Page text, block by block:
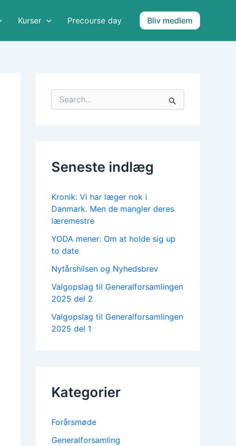
Kurser Precourse day Bliv medlem
ø
rSeneste indlæg
Kronik: Vi har læger nok i
Danmark. Men de mangler deres
læremestre
YODA mener: Om at holde sig up
to date
Nytårshilsen og Nyhedsbrev
Valgopslag til Generalforsamlingen
2025 del 2
Valgopslag til Generalforsamlingen
2025 del 1
Kategorier
Forårsmøde
Generalforsamling
v